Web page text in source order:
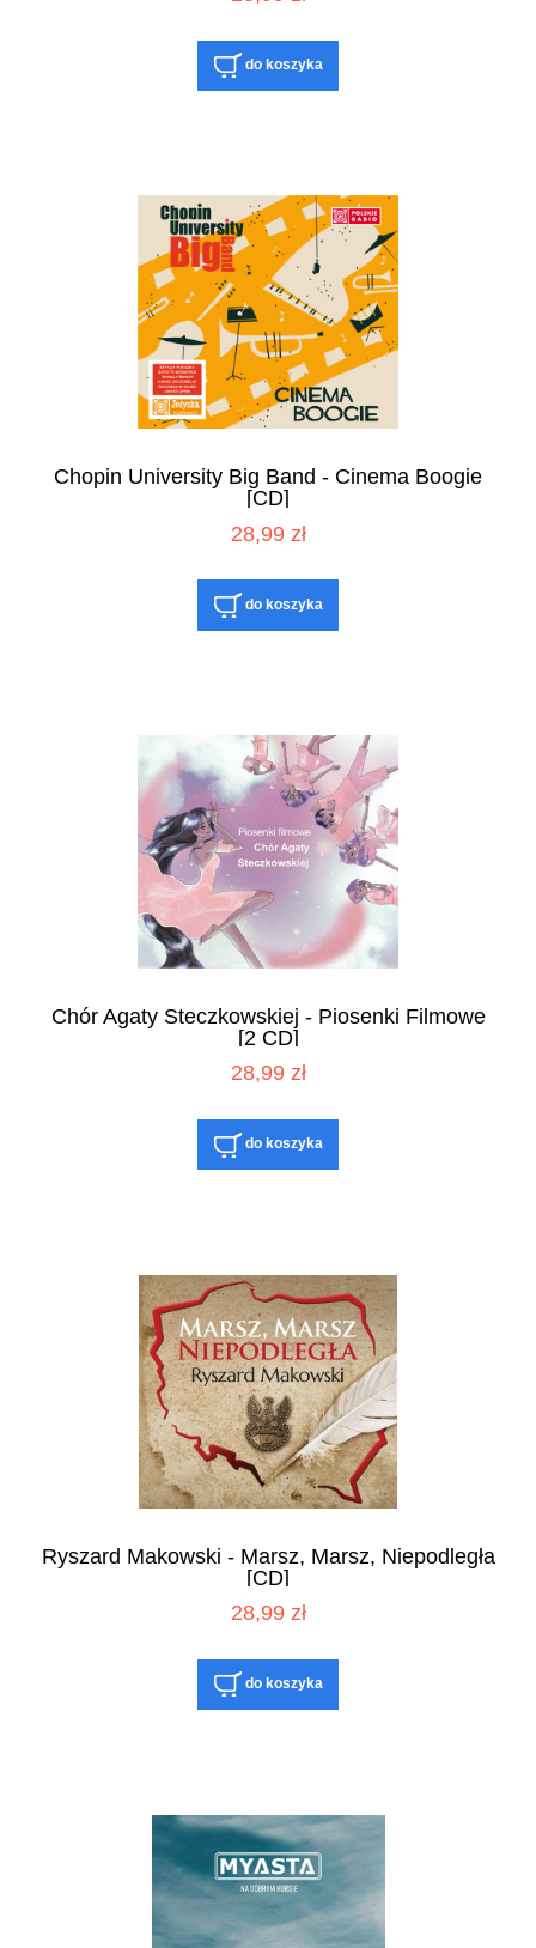
do koszyka
Chopin University Big Band - Cinema Boogie
[CD]
28,99 zł
do koszyka
Chór Agaty Steczkowskiej - Piosenki Filmowe
[2 CD]
28,99 zł
do koszyka
Ryszard Makowski - Marsz, Marsz, Niepodległa
[CD]
28,99 zł
do koszyka